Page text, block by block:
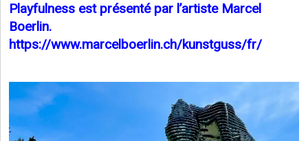
Playfulness est présenté par l’artiste Marcel
Boerlin.
https://www.marcelboerlin.ch/kunstguss/fr/